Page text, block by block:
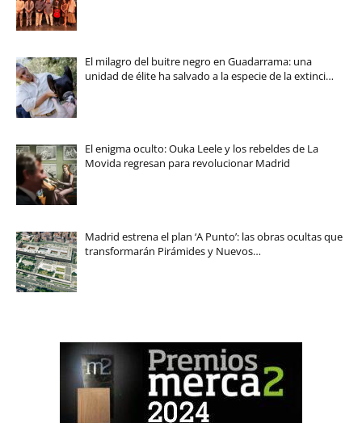
El milagro del buitre negro en Guadarrama: una
unidad de élite ha salvado a la especie de la extinci…
El enigma oculto: Ouka Leele y los rebeldes de La
Movida regresan para revolucionar Madrid
Madrid estrena el plan ‘A Punto’: las obras ocultas que
transformarán Pirámides y Nuevos…